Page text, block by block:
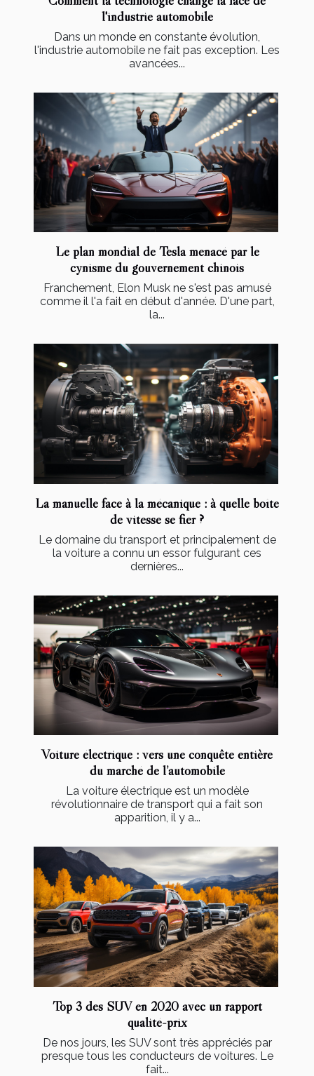
l'industrie automobile
Dans un monde en constante évolution,
l'industrie automobile ne fait pas exception. Les
avancées...
Le plan mondial de Tesla menacé par le
cynisme du gouvernement chinois
Franchement, Elon Musk ne s'est pas amusé
comme il l'a fait en début d'année. D'une part,
la...
La manuelle face à la mécanique : à quelle boîte
de vitesse se fier ?
Le domaine du transport et principalement de
la voiture a connu un essor fulgurant ces
dernières...
Voiture électrique : vers une conquête entière
du marché de l’automobile
La voiture électrique est un modèle
révolutionnaire de transport qui a fait son
apparition, il y a...
Top 3 des SUV en 2020 avec un rapport
qualité-prix
De nos jours, les SUV sont très appréciés par
presque tous les conducteurs de voitures. Le
fait...